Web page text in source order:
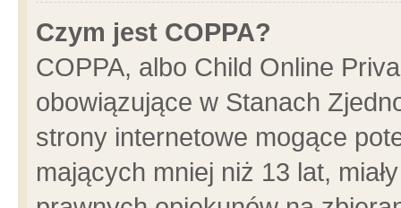
Czym jest COPPA?
COPPA, albo Child Online
obowiązujące w Stanach
strony internetowe mogące
mających mniej niż 13 lat,